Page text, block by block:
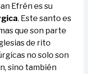
Efrén es su
. Este santo es
que son parte
de rito
no solo son
sino también